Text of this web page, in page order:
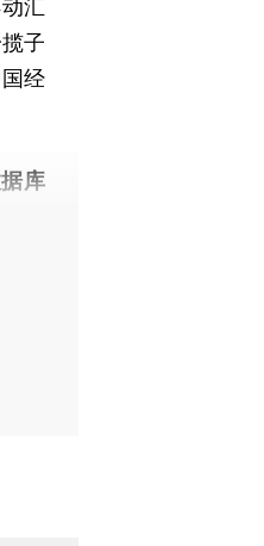
汇
子
经
库